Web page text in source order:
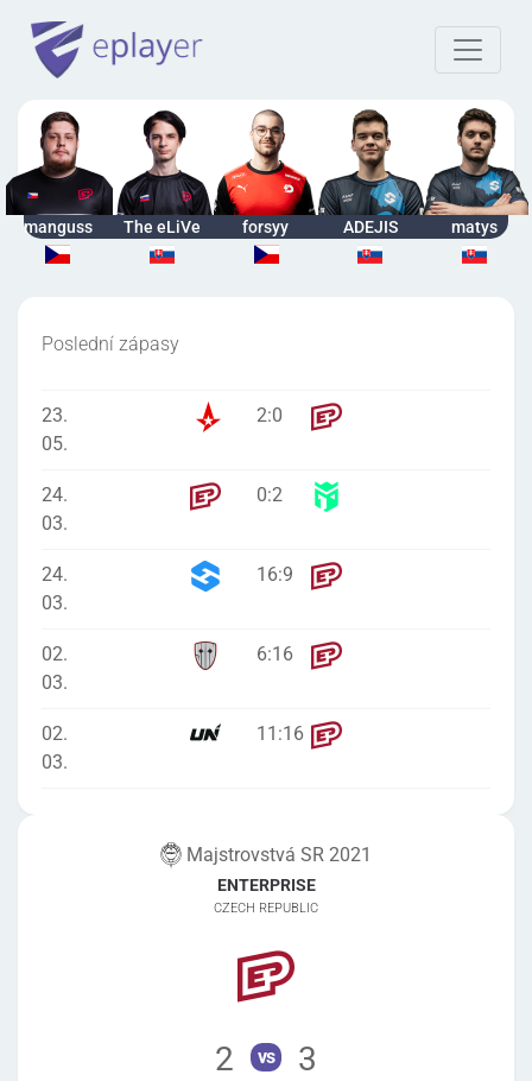
manguss The eLiVe forsyy ADEJIS matys
Poslední zápasy
23.
05.
2:0
24.
03.
0:2
24.
03.
16:9
02.
03.
6:16
02.
03.
11 :16
Majstrovstvá SR 2021
ENTERPRISE
CZECH REPUBLIC
2 vs 3